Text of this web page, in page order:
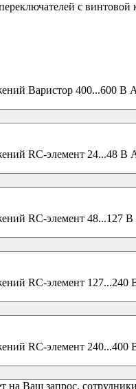
с
Варистор 400...600 В
RC-элемент 24...48 В
RC-элемент 48...127
RC-элемент
RC-элемент 240...400
Ваш запрос,